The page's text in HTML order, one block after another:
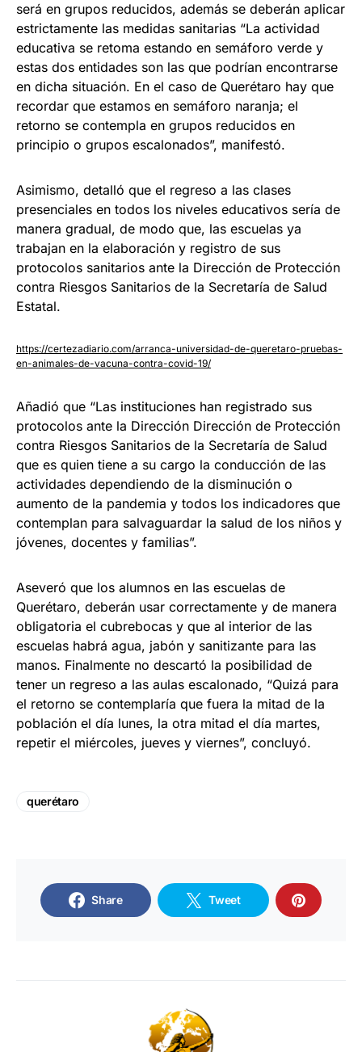
será en grupos reducidos, además se deberán aplicar
estrictamente las medidas sanitarias “La actividad
educativa se retoma estando en semáforo verde y
estas dos entidades son las que podrían encontrarse
en dicha situación. En el caso de Querétaro hay que
recordar que estamos en semáforo naranja; el
retorno se contempla en grupos reducidos en
principio o grupos escalonados”, manifestó.
Asimismo, detalló que el regreso a las clases
presenciales en todos los niveles educativos sería de
manera gradual, de modo que, las escuelas ya
trabajan en la elaboración y registro de sus
protocolos sanitarios ante la Dirección de Protección
contra Riesgos Sanitarios de la Secretaría de Salud
Estatal.
https://certezadiario.com/arranca-universidad-de-queretaro-pruebas-
en-animales-de-vacuna-contra-covid-19/
Añadió que “Las instituciones han registrado sus
protocolos ante la Dirección Dirección de Protección
contra Riesgos Sanitarios de la Secretaría de Salud
que es quien tiene a su cargo la conducción de las
actividades dependiendo de la disminución o
aumento de la pandemia y todos los indicadores que
contemplan para salvaguardar la salud de los niños y
jóvenes, docentes y familias”.
Aseveró que los alumnos en las escuelas de
Querétaro, deberán usar correctamente y de manera
obligatoria el cubrebocas y que al interior de las
escuelas habrá agua, jabón y sanitizante para las
manos. Finalmente no descartó la posibilidad de
tener un regreso a las aulas escalonado, “Quizá para
el retorno se contemplaría que fuera la mitad de la
población el día lunes, la otra mitad el día martes,
repetir el miércoles, jueves y viernes”, concluyó.
querétaro
Share Tweet